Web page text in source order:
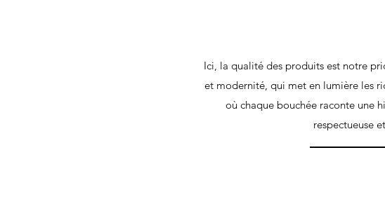
Ici, la qualité des produits est notre
et modernité, qui met en lumière les
où chaque bouchée raconte une
respectueuse